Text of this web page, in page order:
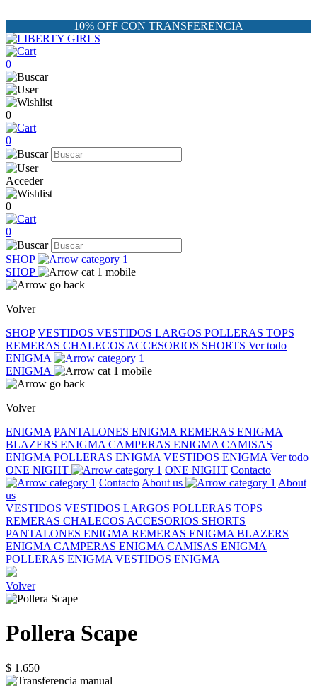
10% OFF CON TRANSFERENCIA
0
0
0
Acceder
0
0
SHOP
SHOP
Volver
SHOP VESTIDOS VESTIDOS LARGOS POLLERAS TOPS
REMERAS CHALECOS ACCESORIOS SHORTS Ver todo
ENIGMA
ENIGMA
Volver
ENIGMA PANTALONES ENIGMA REMERAS ENIGMA
BLAZERS ENIGMA CAMPERAS ENIGMA CAMISAS
ENIGMA POLLERAS ENIGMA VESTIDOS ENIGMA Ver todo
ONE NIGHT
ONE NIGHT Contacto
Contacto About us
About
us
VESTIDOS VESTIDOS LARGOS POLLERAS TOPS
REMERAS CHALECOS ACCESORIOS SHORTS
PANTALONES ENIGMA REMERAS ENIGMA BLAZERS
ENIGMA CAMPERAS ENIGMA CAMISAS ENIGMA
POLLERAS ENIGMA VESTIDOS ENIGMA
Volver
Pollera Scape
$ 1.650